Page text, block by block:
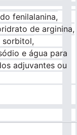
fenilalanina,
de arginina,
sorbitol,
e água para
adjuvantes ou